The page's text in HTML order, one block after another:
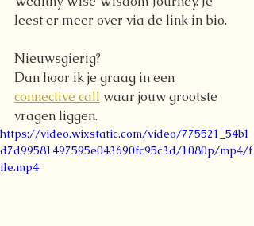
leest er meer over via de link in bio.
Nieuwsgierig?
Dan hoor ik je graag in een
connective call waar jouw grootste
vragen liggen.
https://video.wixstatic.com/video/775521_54b1
d7d99581497595e043690fc95c3d/1080p/mp4/f
ile.mp4